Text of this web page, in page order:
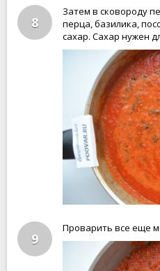
8
Затем в сковороду
перца, базилика,
сахар. Сахар нужен
9
Проварить все еще